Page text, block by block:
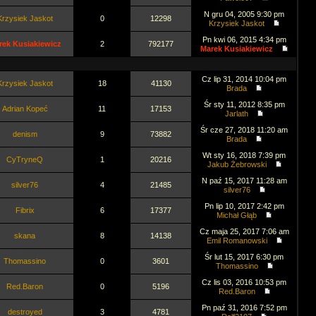
Jaskot 0 12298
N gru 04, 2005 9:30 pm
Krzysiek Jaskot
Kusiakiewicz 2 792177
Pn kwi 06, 2015 4:34 pm
Marek Kusiakiewicz
Jaskot 18 41130
Cz lip 31, 2014 10:04 pm
Brada
Adrian Kopeć 11 17153
Śr sty 11, 2012 8:35 pm
Jarlath
denism 9 73882
Śr cze 27, 2018 11:20 am
Brada
CyTryneQ 1 20216
Wt sty 16, 2018 7:39 pm
Jakub Żebrowski
silver76 4 21485
N paź 15, 2017 11:28 am
silver76
Fibrix 6 17377
Pn lip 10, 2017 2:42 pm
Michał Głąb
skana 8 14138
Cz maja 25, 2017 7:06 am
Emil Romanowski
Thomassino 0 3601
Śr lut 15, 2017 6:30 pm
Thomassino
Red.Baron 0 5196
Cz lis 03, 2016 10:53 pm
Red.Baron
destroyed 3 4781
Pn paź 31, 2016 7:52 pm